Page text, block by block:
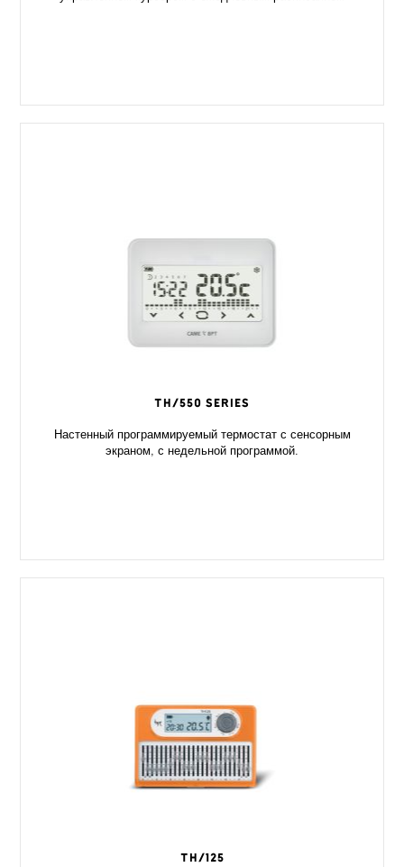
TH/550 series
Настенный программируемый термостат с сенсорным
экраном, с недельной программой.
TH/125